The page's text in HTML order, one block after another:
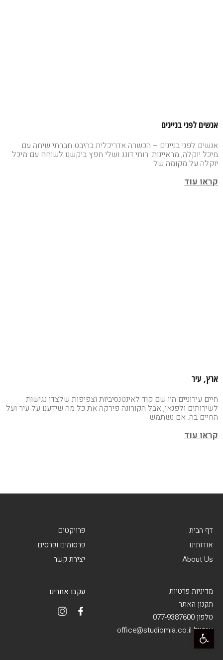
פתח סרגל נגישות
אנשים לפני בניינים
אנשים לפני בניינים – הכשרה אדריכלית בהיבט חברתי שיחה עם
מיכל יוקלה, מראיינות: רותי דונג ושלי חפץ ביקשנו לשוחח עם מיכל
יוקלה על מקומה של
קראו עוד
ארץ, עיר
חיים עירוניים היו שם קוד לאינטנסיביות וצפיפות שלצדן נגישות
לשירותים ולפנאי, אבל הקורונה פירקה את כל מה שידענו על עיר ועל
החיים בה. אם נשתמש
קראו עוד
דף הבית
אודותינו
About Us
פרויקטים
פרסומים ופרסים
יצירת קשר
מדיניות פרטיות
תקנון האתר
טלפון 077-9387600
אימייל office@studiomia.co.il
עקבו אחרינו